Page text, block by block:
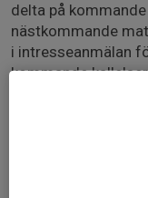
delta på
nästkommande
i intresseanmälan
kommande
Det krävs svar för
De som spelar